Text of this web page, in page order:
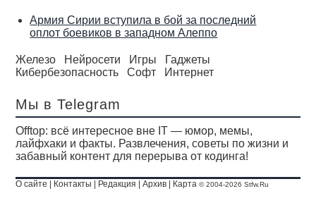
Армия Сирии вступила в бой за последний
оплот боевиков в западном Алеппо
Железо Нейросети Игры
Гаджеты
Кибербезопасность
Софт Интернет
Мы в Telegram
Offtop: всё интересное вне IT — юмор, мемы,
лайфхаки и факты. Развлечения, советы по жизни и
забавный контент для перерыва от кодинга!
О сайте Контакты Редакция |Архив Карта © 2004-2026 Stfw.Ru